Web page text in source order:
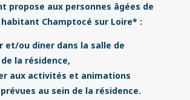
propose aux personnes âgées de
habitant Champtocé sur Loire* :
et/ou diner dans la salle de
la résidence,
aux activités et animations
prévues au sein de la résidence.